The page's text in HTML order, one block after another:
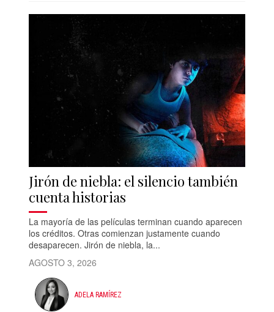
Jirón de niebla: el silencio también
cuenta historias
La mayoría de las películas terminan cuando aparecen
los créditos. Otras comienzan justamente cuando
desaparecen. Jirón de niebla, la...
AGOSTO 3, 2026
ADELA RAMÍREZ